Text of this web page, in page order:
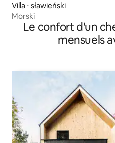
Villa ⋅ sławieński
Morski
Le confort d'un
mensuels